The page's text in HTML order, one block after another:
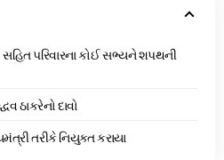
પરિવારના કોઈ સભ્યને શપથની
ઠાકરેનો દાવો
તરીકે નિયુક્ત કરાયા